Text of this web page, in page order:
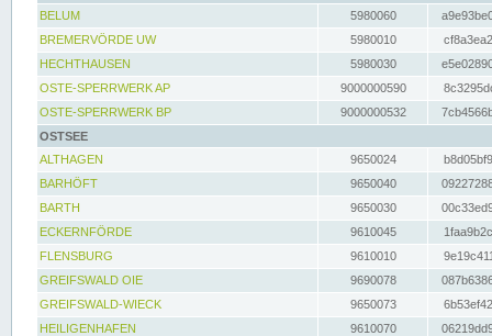
BELUM
5980060
BREMERVÖRDE UW
5980010
HECHTHAUSEN
5980030
OSTE-SPERRWERK AP
9000000590
OSTE-SPERRWERK BP
9000000532
OSTSEE
ALTHAGEN
9650024
BARHÖFT
9650040
BARTH
9650030
ECKERNFÖRDE
9610045
FLENSBURG
9610010
GREIFSWALD OIE
9690078
GREIFSWALD-WIECK
9650073
HEILIGENHAFEN
9610070